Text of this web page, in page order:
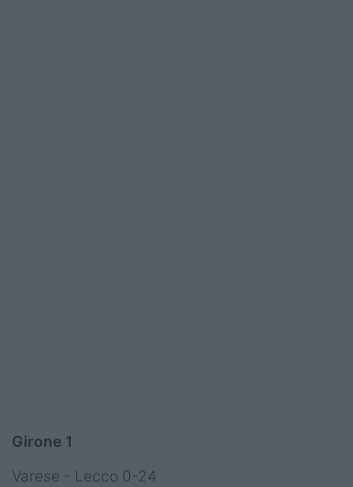
Girone 1
Varese - Lecco 0-24